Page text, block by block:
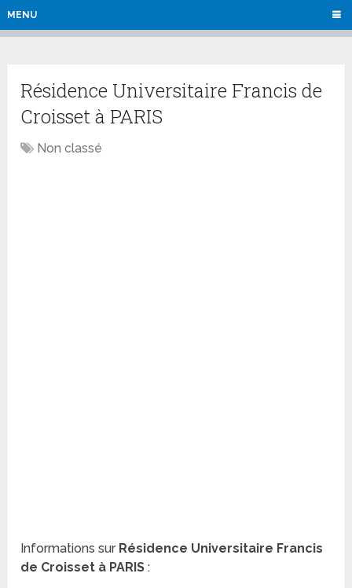
MENU
Résidence Universitaire Francis de
Croisset à PARIS
Non classé
Informations sur Résidence Universitaire Francis
de Croisset à PARIS :